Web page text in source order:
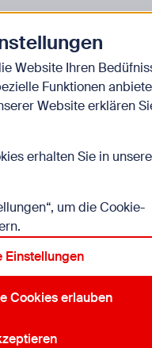
©
Albertgasse
Website Ihren
Funktionen
Website erklären
erhalten Sie in
um die Cookie-
Einstellungen
Cookies erlauben